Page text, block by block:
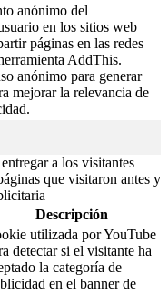
anónimo del
en los sitios web
páginas en las redes
AddThis.
anónimo para generar
mejorar la relevancia de
a los visitantes
que visitaron antes y
Descripción
utilizada por YouTube
detectar si el visitante ha
la categoría de
en el banner de